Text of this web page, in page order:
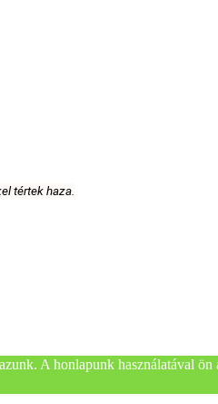
tértek haza.
A honlapunk használatával ön